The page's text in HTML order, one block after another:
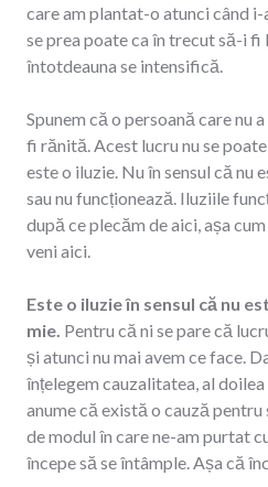
care am plantat-o atunci când
se prea poate ca în trecut să-i
întotdeauna se intensifică.
Spunem că o persoană care nu
fi rănită. Acest lucru nu se
este o iluzie. Nu în sensul că nu
sau nu funcționează. Iluziile
după ce plecăm de aici, așa
veni aici.
Este o iluzie în sensul că nu
mie. Pentru că ni se pare că
și atunci nu mai avem ce face.
înțelegem cauzalitatea, al
anume că există o cauză
de modul în care ne-am purtat
începe să se întâmple. Așa că